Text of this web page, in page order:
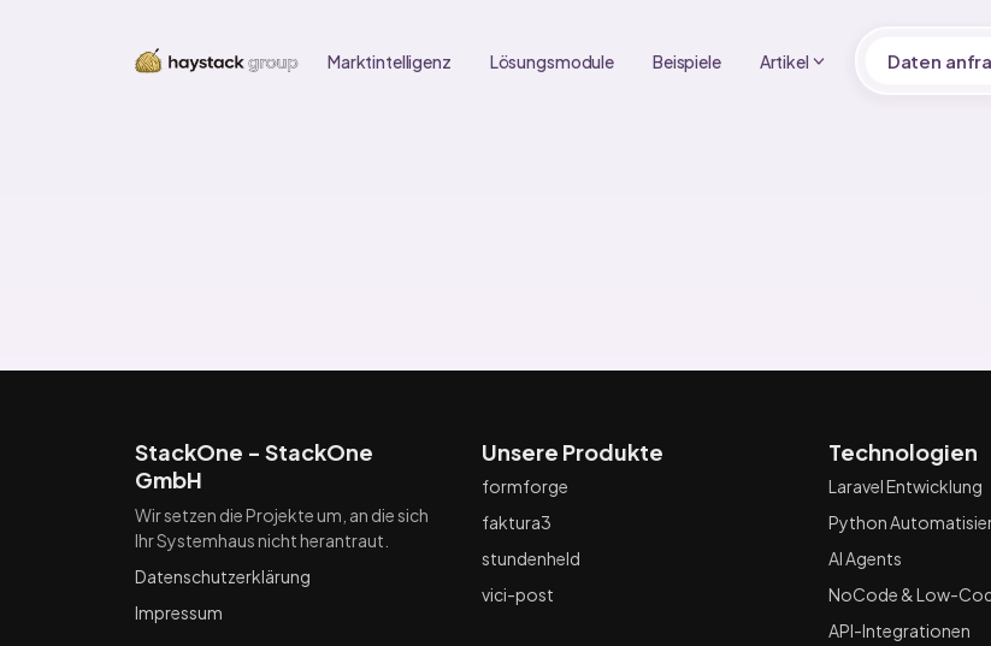
Marktintelligenz Lösungsmodule Beispiele Artikel Daten
StackOne - StackOne
GmbH
Wir setzen die Projekte um, an die sich
Ihr Systemhaus nicht herantraut.
Datenschutzerklärung
Impressum
Unsere Produkte
formforge
faktura3
stundenheld
vici-post
Technologien
Laravel Entwicklung
Python
AI Agents
NoCode & Low-
API-Integrationen